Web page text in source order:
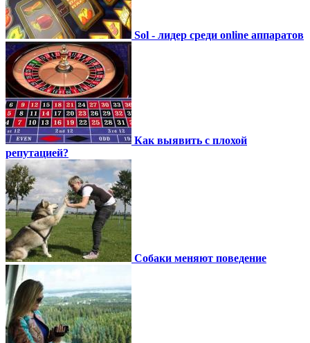
Sol - лидер среди online аппаратов
Как выявить с плохой
репутацией?
Собаки меняют поведение